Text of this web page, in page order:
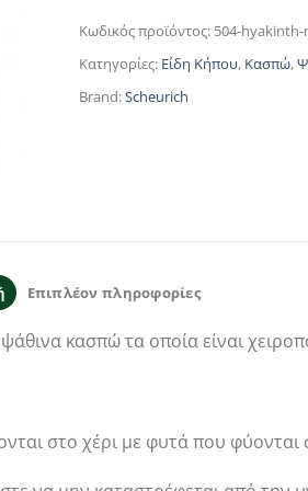
Κωδικός προϊόντος: 504-
Κατηγορίες: Είδη Κήπου, Κασπώ,
Brand:Scheurich
Επιπλέον πληροφορίες
κασπώ τα οποία είναι
στο χέρι με φυτά που φύονται